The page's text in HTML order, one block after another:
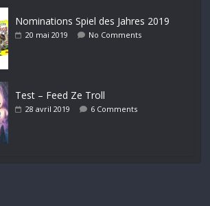
Nominations Spiel des Jahres 2019
20 mai 2019 No Comments
Test – Feed Ze Troll
28 avril 2019 6 Comments